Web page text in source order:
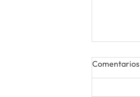
Comentarios